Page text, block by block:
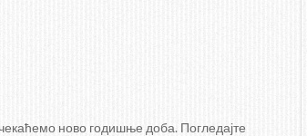
ново годишње доба. Погледајте